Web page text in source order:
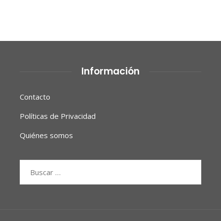
Información
Contacto
Políticas de Privacidad
Quiénes somos